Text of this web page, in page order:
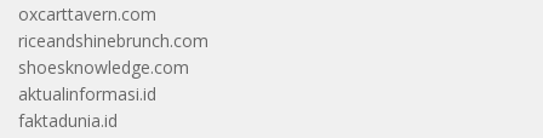
oxcarttavern.com
riceandshinebrunch.com
shoesknowledge.com
aktualinformasi.id
faktadunia.id